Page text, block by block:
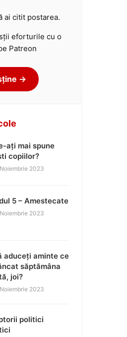
ai citit postarea.
eforturile cu o
Patreon
→
ați mai spune
copiilor?
2023
5 – Amestecate
2023
aduceți aminte ce
săptămâna
joi?
2023
politici